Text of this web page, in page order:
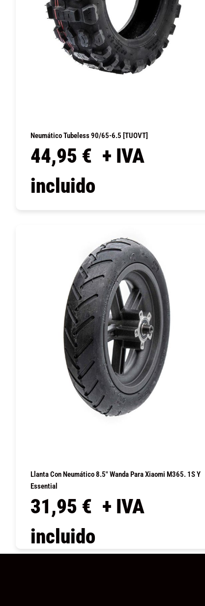
Neumático Tubeless 90/65-6.5 [TUOVT]
44,95 € + IVA
incluido
Llanta Con Neumático 8.5″ Wanda Para Xiaomi M365. 1S Y
Essential
31,95 € + IVA
incluido